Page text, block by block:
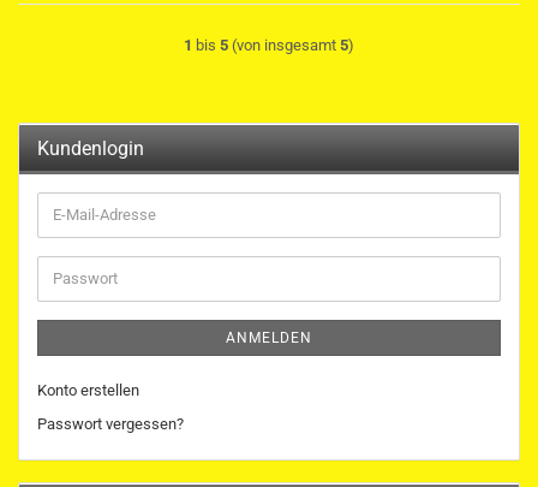
1 bis 5 (von insgesamt 5)
Kundenlogin
E-
Mail-
Adresse
Passwort
ANMELDEN
Konto erstellen
Passwort vergessen?